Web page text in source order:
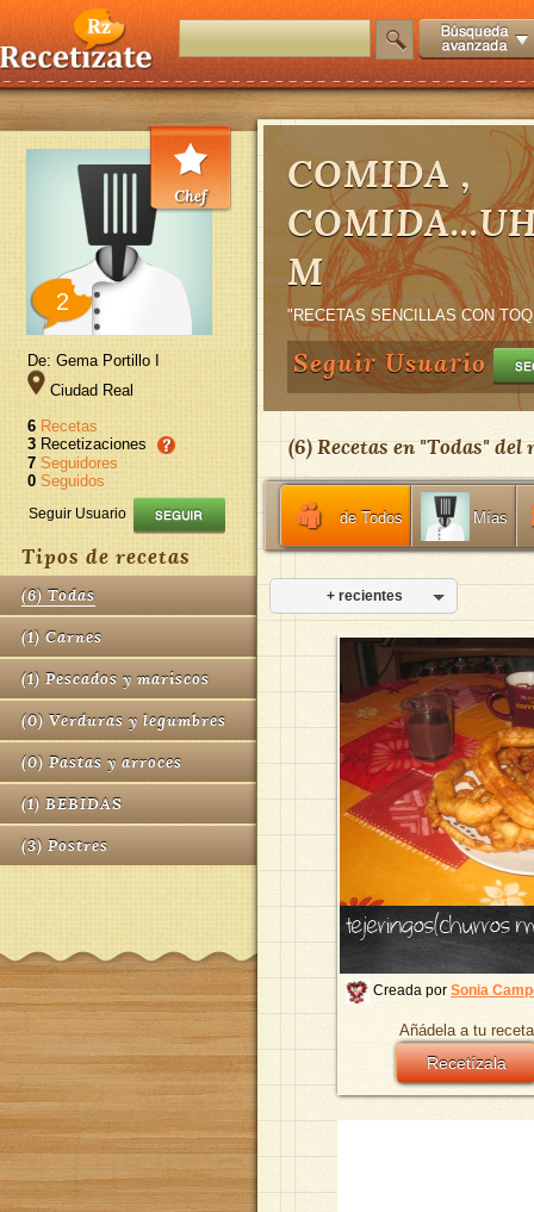
2
De: Gema Portillo I
Ciudad Real
6 Recetas
3 Recetizaciones
7 Seguidores
0 Seguidos
Seguir Usuario
Tipos de recetas
(6) Todas
(1) Carnes
(1) Pescados y mariscos
(0) Verduras y legumbres
(0) Pastas y arroces
(1) BEBIDAS
(3) Postres
COMIDA ,
M
"RECETAS SENCILLAS CON
Seguir Usuario
(6) Recetas en "Todas" del
de Todos Mías
+ recientes
tejeringos(churros
Creada por Sonia
Añádela a tu
Recetízala